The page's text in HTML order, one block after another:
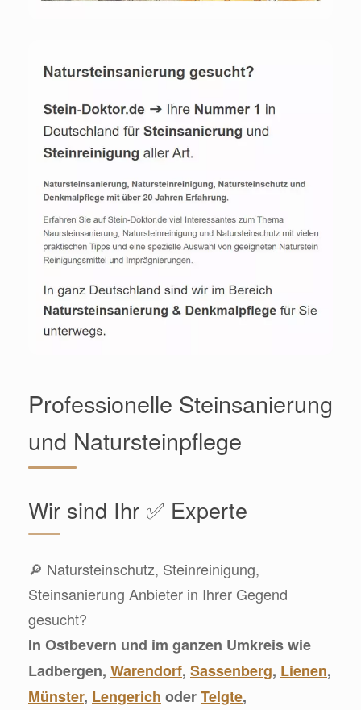
Professionelle Steinsanierung
und Natursteinpflege
Wir sind Ihr ✅ Experte
🔎 Natursteinschutz, Steinreinigung,
Steinsanierung Anbieter in Ihrer Gegend
gesucht?
In Ostbevern und im ganzen Umkreis wie
Ladbergen, Warendorf, Sassenberg, Lienen,
Münster, Lengerich oderTelgte,